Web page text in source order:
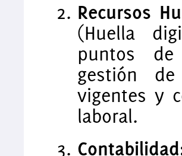
Recursos
(Huella
puntos de
gestión
vigentes y
laboral.